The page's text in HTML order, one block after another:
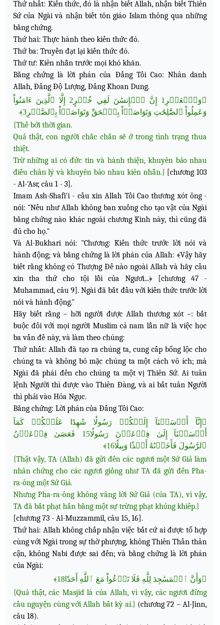
Thứ nhất: Kiến thức, đó là nhận biết Allah, nhận biết Thiên
Sứ của Ngài và nhận biết tôn giáo Islam thông qua những
bằng chứng.
Thứ hai: Thực hành theo kiến thức đó.
Thứ ba: Truyền đạt lại kiến thức đó.
Thứ tư: Kiên nhẫn trước mọi khó khăn.
Bằng chứng là lời phán của Đấng Tối Cao: Nhân danh
Allah, Đấng Độ Lượng, Đấng Khoan Dung.
﴿وَٱلۡعَصۡرِ1 إِنَّ ٱلۡإِنسَٰنَ لَفِي خُسۡرٍ2 إِلَّا ٱلَّذِينَ ءَامَنُواْ
وَعَمِلُواْ ٱلصَّٰلِحَٰتِ وَتَوَاصَوۡاْ بِٱلۡحَقِّ وَتَوَاصَوۡاْ بِٱلصَّبۡرِ3﴾
{Thề bởi thời gian.
Quả thật, con người chắc chắn sẽ ở trong tình trạng thua
thiệt.
Trừ những ai có đức tin và hành thiện, khuyên bảo nhau
điều chân lý và khuyên bảo nhau kiên nhẫn.} [chương 103
- Al-'Asr, câu 1 - 3].
Imam Ash-Shafi'i - cầu xin Allah Tối Cao thương xót ông -
nói: "Nếu như Allah không ban xuống cho tạo vật của Ngài
bằng chứng nào khác ngoài chương Kinh này, thì cũng đã
đủ cho họ."
Và Al-Bukhari nói: "Chương: Kiến thức trước lời nói và
hành động; và bằng chứng là lời phán của Allah: ﴾Vậy hãy
biết rằng không có Thượng Đế nào ngoài Allah và hãy cầu
xin tha thứ cho tội lỗi của Ngươi...﴿ [chương 47 -
Muhammad, câu 9]. Ngài đã bắt đầu với kiến thức trước lời
nói và hành động."
Hãy biết rằng – hỡi người được Allah thương xót –: bắt
buộc đối với mọi người Muslim cả nam lẫn nữ là việc học
ba vấn đề này, và làm theo chúng:
Thứ nhất: Allah đã tạo ra chúng ta, cung cấp bổng lộc cho
chúng ta và không bỏ mặc chúng ta một cách vô ích; mà
Ngài đã phái đến cho chúng ta một vị Thiên Sứ. Ai tuân
lệnh Người thì được vào Thiên Đàng, và ai bất tuân Người
thì phải vào Hỏa Ngục.
Bằng chứng: Lời phán của Đấng Tối Cao:
﴿إِنَّآ أَرۡسَلۡنَآ إِلَيۡكُمۡ رَسُولٗا شَٰهِدًا عَلَيۡكُمۡ كَمَآ
أَرۡسَلۡنَآ إِلَىٰ فِرۡعَوۡنَ رَسُولٗا15 فَعَصَىٰ فِرۡعَوۡنُ
ٱلرَّسُولَ فَأَخَذۡنَٰهُ أَخۡذٗا وَبِيلٗا16﴾
{Thật vậy, TA (Allah) đã gửi đến các ngươi một Sứ Giả làm
nhân chứng cho các ngươi giống như TA đã gửi đến Pha-
ra-ông một Sứ Giả.
Nhưng Pha-ra-ông không vâng lời Sứ Giả (của TA), vì vậy,
TA đã bắt phạt hắn bằng một sự trừng phạt khủng khiếp.}
[chương 73 - Al-Muzzammil, câu 15, 16].
Thứ hai: Allah không chấp nhận việc bất cứ ai được tổ hợp
cùng với Ngài trong sự thờ phượng, không Thiên Thần thân
cận, không Nabi được sai đến; và bằng chứng là lời phán
của Ngài:
﴿وَأَنَّ ٱلۡمَسَٰجِدَ لِلَّهِ فَلَا تَدۡعُواْ مَعَ ٱللَّهِ أَحَدٗا18﴾
{Quả thật, các Masjid là của Allah, vì vậy, các ngươi đừng
cầu nguyện cùng với Allah bất kỳ ai.} (chương 72 – Al-Jinn,
câu 18).